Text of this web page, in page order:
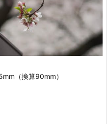
（換算90mm）